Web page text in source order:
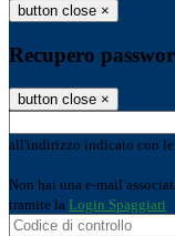
button close ×
Recupero
button close ×
all'indirizzo indicato con le
Non hai una e-mail
tramite la Login Spaggiari